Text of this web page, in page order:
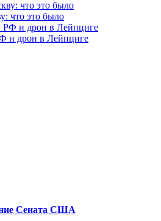
что это было
и дрон в Лейпциге
Сената США